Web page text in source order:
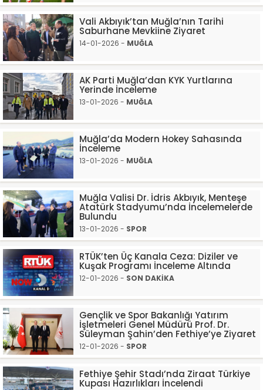
Vali Akbıyık’tan Muğla’nın Tarihi
Saburhane Mevkiine Ziyaret
14-01-2026 - MUĞLA
AK Parti Muğla’dan KYK Yurtlarına
Yerinde İnceleme
13-01-2026 - MUĞLA
Muğla’da Modern Hokey Sahasında
İnceleme
13-01-2026 - MUĞLA
Muğla Valisi Dr. İdris Akbıyık, Menteşe
Atatürk Stadyumu’nda İncelemelerde
Bulundu
13-01-2026 - SPOR
RTÜK’ten Üç Kanala Ceza: Diziler ve
Kuşak Programı İnceleme Altında
12-01-2026 - SON DAKİKA
Gençlik ve Spor Bakanlığı Yatırım
İşletmeleri Genel Müdürü Prof. Dr.
Süleyman Şahin’den Fethiye’ye Ziyaret
12-01-2026 - SPOR
Fethiye Şehir Stadı’nda Ziraat Türkiye
Kupası Hazırlıkları İncelendi